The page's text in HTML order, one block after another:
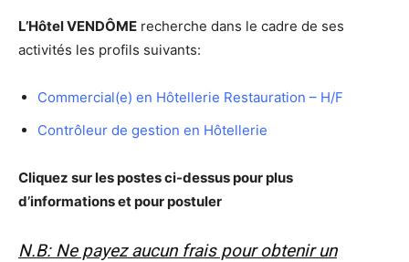
L’Hôtel VENDÔME recherche dans le cadre de ses
activités les profils suivants:
Commercial(e) en Hôtellerie Restauration – H/F
Contrôleur de gestion en Hôtellerie
Cliquez sur les postes ci-dessus pour plus
d’informations et pour postuler
N.B: Ne payez aucun frais pour obtenir un